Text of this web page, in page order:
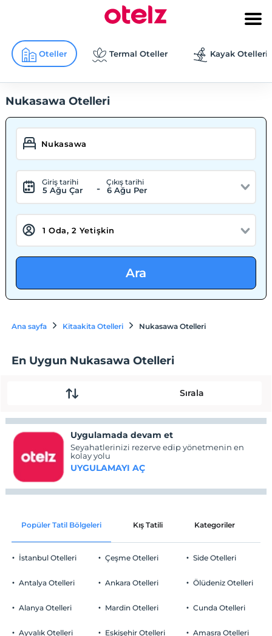
Oteller Termal Oteller Kayak Otelleri
Nukasawa Otelleri
Giriş tarihi
5 Ağu Çar -
Çıkış tarihi
6 Ağu Per
Ara
Ana sayfa Kitaakita Otelleri Nukasawa Otelleri
En Uygun Nukasawa Otelleri
Sırala
Uygulamada devam et
Seyahatlerinizi rezerve edip yönetmenin en
kolay yolu
UYGULAMAYI AÇ
Popüler Tatil Bölgeleri Kış Tatili Kategoriler
İstanbul Otelleri
Antalya Otelleri
Alanya Otelleri
Ayvalık Otelleri
Çeşme Otelleri
Ankara Otelleri
Mardin Otelleri
Eskişehir Otelleri
Side Otelleri
Ölüdeniz Otelleri
Cunda Otelleri
Amasra Otelleri